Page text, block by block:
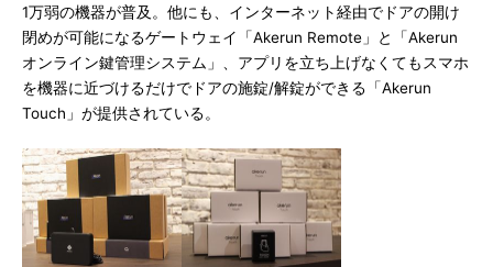
1万弱の機器が普及。他にも、インターネット経由でドアの開け
閉めが可能になるゲートウェイ「Akerun Remote」と「Akerun
オンライン鍵管理システム」、アプリを立ち上げなくてもスマホ
を機器に近づけるだけでドアの施錠/解錠ができる「Akerun
Touch」が提供されている。